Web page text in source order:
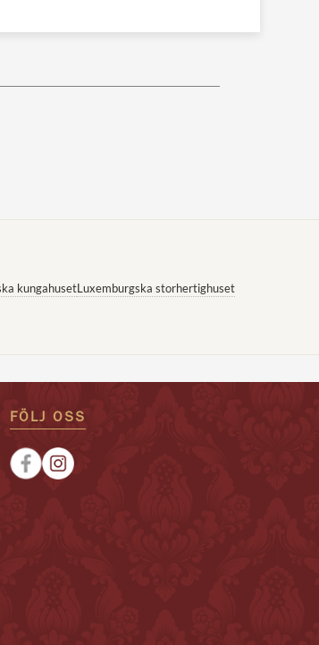
kungahusetLuxemburgska storhertighuset
FÖLJ OSS